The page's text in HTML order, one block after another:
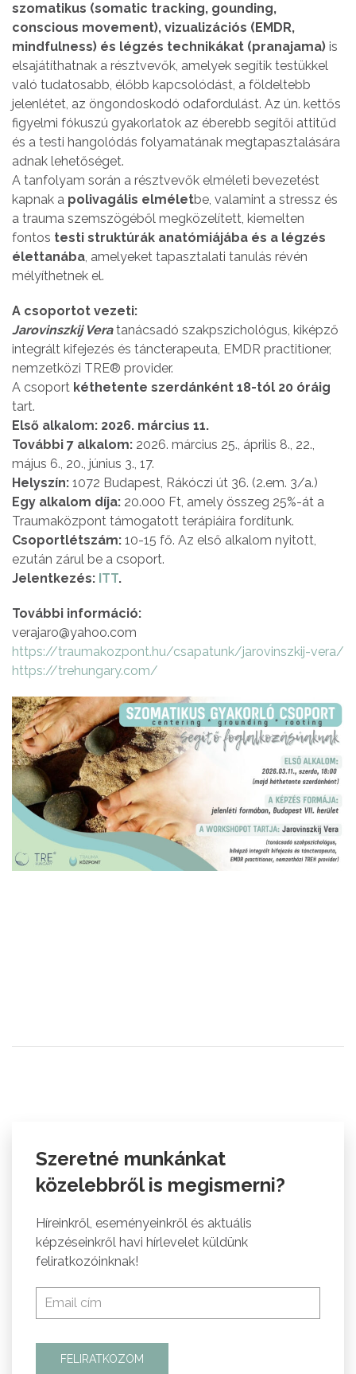
szomatikus (somatic tracking, gounding,
conscious movement), vizualizációs (EMDR,
mindfulness) és légzés technikákat (pranajama) is
elsajátíthatnak a résztvevők, amelyek segítik testükkel
való tudatosabb, élőbb kapcsolódást, a földeltebb
jelenlétet, az öngondoskodó odafordulást. Az ún. kettős
figyelmi fókuszú gyakorlatok az éberebb segítői attitűd
és a testi hangolódás folyamatának megtapasztalására
adnak lehetőséget.
A tanfolyam során a résztvevők elméleti bevezetést
kapnak a polivagális elméletbe, valamint a stressz és
a trauma szemszögéből megközelített, kiemelten
fontos testi struktúrák anatómiájába és a légzés
élettanába, amelyeket tapasztalati tanulás révén
mélyíthetnek el.
A csoportot vezeti:
Jarovinszkij Veratanácsadó szakpszichológus, kiképző
integrált kifejezés és táncterapeuta, EMDR practitioner,
nemzetközi TRE® provider.
A csoport kéthetente szerdánként 18-tól 20 óráig
tart.
Első alkalom: 2026. március 11.
További 7 alkalom: 2026. március 25., április 8., 22.,
május 6., 20., június 3., 17.
Helyszín: 1072 Budapest, Rákóczi út 36. (2.em. 3/a.)
Egy alkalom díja: 20.000 Ft, amely összeg 25%-át a
Traumaközpont támogatott terápiáira fordítunk.
Csoportlétszám: 10-15 fő. Az első alkalom nyitott,
ezután zárul be a csoport.
Jelentkezés: ITT.
További információ:
verajaro@yahoo.com
https://traumakozpont.hu/csapatunk/jarovinszkij-vera/
https://trehungary.com/
Szeretné munkánkat
közelebbről is megismerni?
Híreinkről, eseményeinkről és aktuális
képzéseinkről havi hírlevelet küldünk
feliratkozóinknak!
FELIRATKOZOM